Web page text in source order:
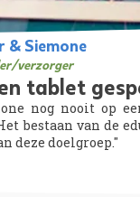
& Siemone
verzorger
tablet
nog nooit op
bestaan van de
deze doelgroep."